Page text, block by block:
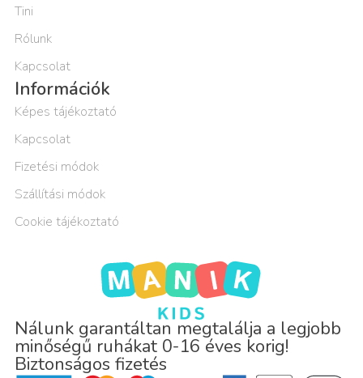
Nálunk garantáltan megtalálja a legjobb
minőségű ruhákat 0-16 éves korig!
Biztonságos fizetés
Tini
Rólunk
Kapcsolat
Információk
Képes tájékoztató
Kapcsolat
Fizetési módok
Szállítási módok
Cookie tájékoztató